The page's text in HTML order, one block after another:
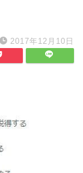
2017年12月10日